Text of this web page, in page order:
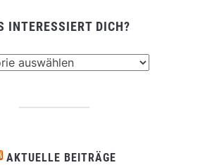
INTERESSIERT DICH?
AKTUELLE BEITRÄGE